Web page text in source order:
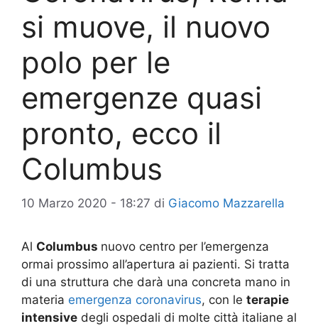
si muove, il nuovo
polo per le
emergenze quasi
pronto, ecco il
Columbus
10 Marzo 2020 - 18:27 di Giacomo Mazzarella
Al Columbus nuovo centro per l’emergenza
ormai prossimo all’apertura ai pazienti. Si tratta
di una struttura che darà una concreta mano in
materia emergenza coronavirus, con le terapie
intensive degli ospedali di molte città italiane al